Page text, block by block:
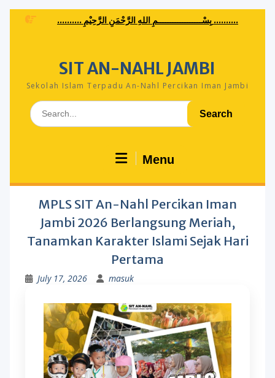
Skip
.......... بِسْــــــــــــــــــمِ اللهِ الرَّحْمَنِ الرَّحِيْمِ ..........
SIT AN-NAHL JAMBI
Sekolah Islam Terpadu An-Nahl Percikan Iman Jambi
Search
for:
Menu
MPLS SIT An-Nahl Percikan Iman
Jambi 2026 Berlangsung Meriah,
Tanamkan Karakter Islami Sejak Hari
Pertama
July 17, 2026 masuk